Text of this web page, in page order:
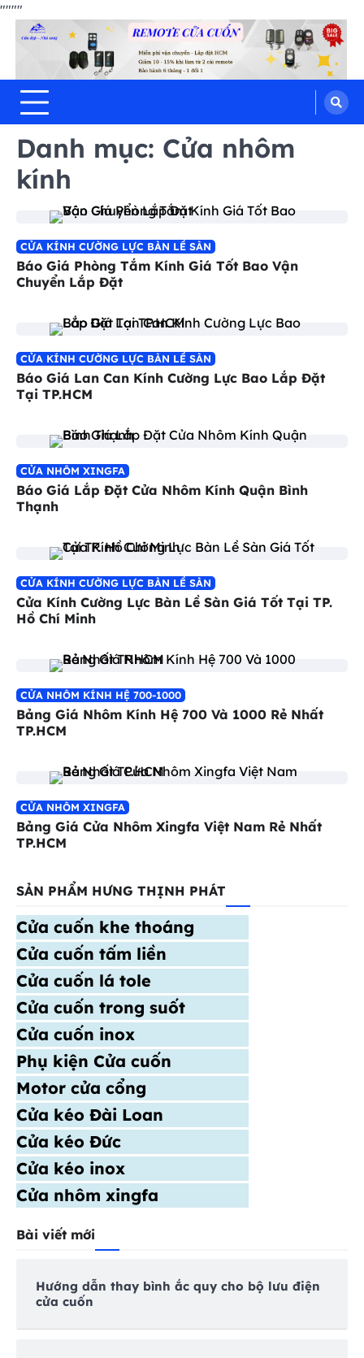
""""
Hưng Thịnh Phát
cửa cuốn, cửa kéo, cửa nhôm kính,
motor cổng tự động, Remote cửa,
bình lưu điện
Danh mục: Cửa nhôm
kính
CỬA KÍNH CƯỜNG LỰC BÀN LỀ SÀN
Báo Giá Phòng Tắm Kính Giá Tốt Bao Vận
Chuyển Lắp Đặt
CỬA KÍNH CƯỜNG LỰC BÀN LỀ SÀN
Báo Giá Lan Can Kính Cường Lực Bao Lắp Đặt
Tại TP.HCM
CỬA NHÔM XINGFA
Báo Giá Lắp Đặt Cửa Nhôm Kính Quận Bình
Thạnh
CỬA KÍNH CƯỜNG LỰC BÀN LỀ SÀN
Cửa Kính Cường Lực Bàn Lề Sàn Giá Tốt Tại TP.
Hồ Chí Minh
CỬA NHÔM KÍNH HỆ 700-1000
Bảng Giá Nhôm Kính Hệ 700 Và 1000 Rẻ Nhất
TP.HCM
CỬA NHÔM XINGFA
Bảng Giá Cửa Nhôm Xingfa Việt Nam Rẻ Nhất
TP.HCM
SẢN PHẨM HƯNG THỊNH PHÁT
Cửa cuốn khe thoáng
Cửa cuốn tấm liền
Cửa cuốn lá tole
Cửa cuốn trong suốt
Cửa cuốn inox
Phụ kiện Cửa cuốn
Motor cửa cổng
Cửa kéo Đài Loan
Cửa kéo Đức
Cửa kéo inox
Cửa nhôm xingfa
Bài viết mới
Hướng dẫn thay bình ắc quy cho bộ lưu điện
cửa cuốn